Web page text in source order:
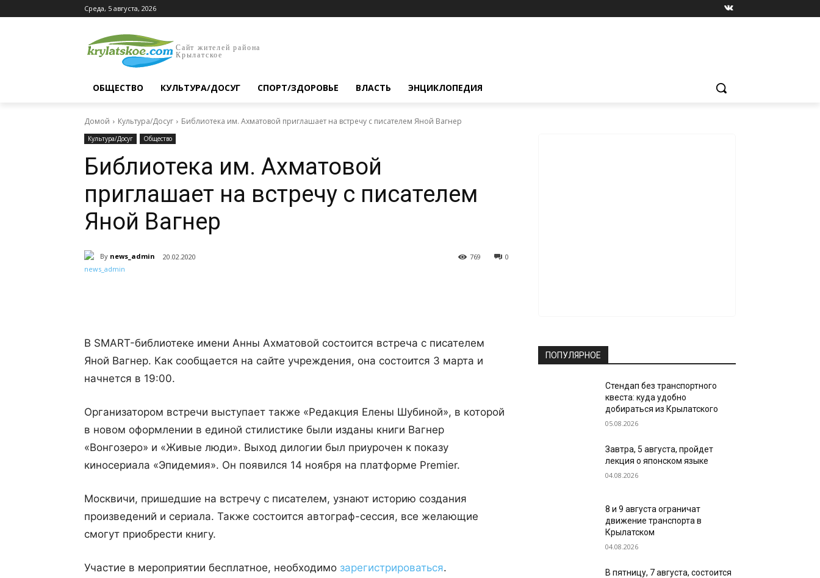
Среда, 5 августа, 2026
Сайт жителей района
Крылатское
ОБЩЕСТВО КУЛЬТУРА/ДОСУГ СПОРТ/ЗДОРОВЬЕ ВЛАСТЬ ЭНЦИКЛОПЕДИЯ
Домой Культура/Досуг Библиотека им. Ахматовой приглашает на встречу с писателем Яной Вагнер
Культура/Досуг Общество
Библиотека им. Ахматовой
приглашает на встречу с писателем
Яной Вагнер
By news_admin 20.02.2020 0
769
В SMART-библиотеке имени Анны Ахматовой состоится встреча с писателем
Яной Вагнер. Как сообщается на сайте учреждения, она состоится 3 марта и
начнется в 19:00.
Организатором встречи выступает также «Редакция Елены Шубиной», в которой
в новом оформлении в единой стилистике были изданы книги Вагнер
«Вонгозеро» и «Живые люди». Выход дилогии был приурочен к показу
киносериала «Эпидемия». Он появился 14 ноября на платформе Premier.
Москвичи, пришедшие на встречу с писателем, узнают историю создания
произведений и сериала. Также состоится автограф-сессия, все желающие
смогут приобрести книгу.
Участие в мероприятии бесплатное, необходимо зарегистрироваться.
ПОПУЛЯРНОЕ
Стендап без транспортного
квеста: куда удобно
добираться из Крылатского
05.08.2026
Завтра, 5 августа, пройдет
лекция о японском языке
04.08.2026
8 и 9 августа ограничат
движение транспорта в
Крылатском
04.08.2026
В пятницу, 7 августа, состоится